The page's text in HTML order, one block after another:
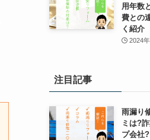
用年数
費との
く紹介
2024
注目記事
雨漏り
ミは?
プ会社